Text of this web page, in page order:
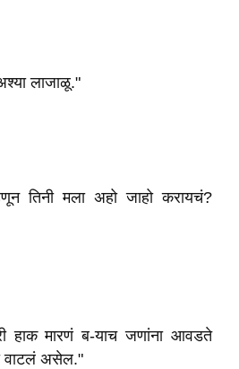
लाजाळू."
तिनी मला अहो जाहो करायचं?
मारणं ब-याच जणांना आवडते
वाटलं असेल."